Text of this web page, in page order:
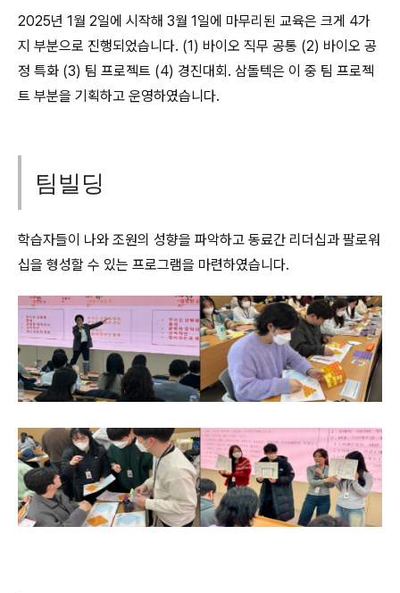
2025년 1월 2일에 시작해 3월 1일에 마무리된 교육은 크게 4가
지 부분으로 진행되었습니다. (1) 바이오 직무 공통 (2) 바이오 공
정 특화 (3) 팀 프로젝트 (4) 경진대회. 삼돌텍은 이 중 팀 프로젝
트 부분을 기획하고 운영하였습니다.
팀빌딩
학습자들이 나와 조원의 성향을 파악하고 동료간 리더십과 팔로워
십을 형성할 수 있는 프로그램을 마련하였습니다.